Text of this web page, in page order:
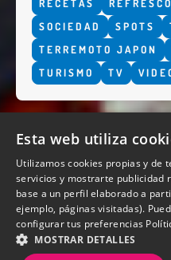
RECETAS
SOCIEDAD
SPOTS
TERREMOTO JAPON
TURISMO
TV
Esta web utiliza
Utilizamos cookies propias y de
servicios y mostrarte publicidad
base a un perfil elaborado a
ejemplo, páginas visitadas).
configurar tus preferencias
MOSTRAR DETALLES